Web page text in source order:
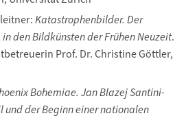
Katastrophenbilder. Der
in den Bildkünsten der Frühen Neuzeit.
Prof. Dr. Christine Göttler,
Bohemiae. Jan Blazej Santini-
und der Beginn einer nationalen